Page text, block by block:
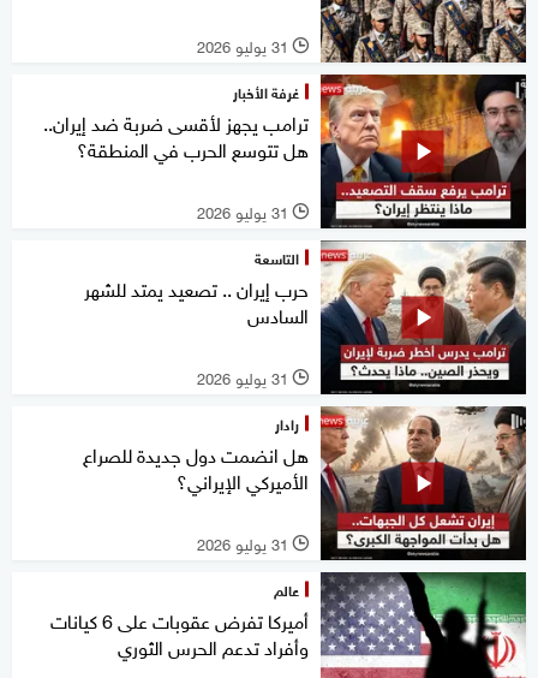
l 31 يوليو 2026
غرفة الأخبار
ترامب يجهز لأقسى ضربة ضد إيران..
هل تتوسع الحرب في المنطقة؟
l 31 يوليو 2026
التاسعة
حرب إيران .. تصعيد يمتد للشهر
السادس
l 31 يوليو 2026
رادار
هل انضمت دول جديدة للصراع
الأميركي الإيراني؟
l 31 يوليو 2026
عالم
أميركا تفرض عقوبات على 6 كيانات
وأفراد تدعم الحرس الثوري